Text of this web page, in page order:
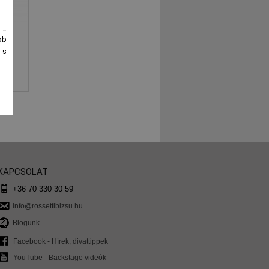
+36 70 330 30 59
info@rossettibizsu.hu
Blogunk
Facebook - Hírek, divattippek
YouTube - Backstage videók
s